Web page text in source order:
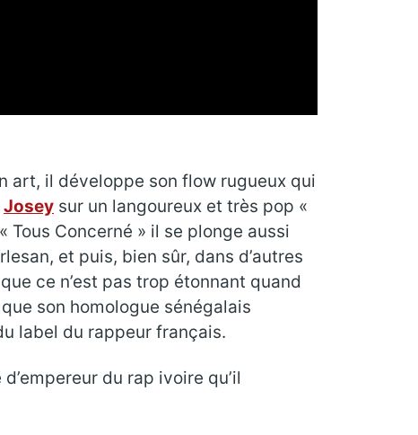
art, il développe son flow rugueux qui
Josey sur un langoureux et très pop «
Tous Concerné » il se plonge aussi
et puis, bien sûr, dans d’autres
ce n’est pas trop étonnant quand
son homologue sénégalais
label du rappeur français.
du rap ivoire qu’il